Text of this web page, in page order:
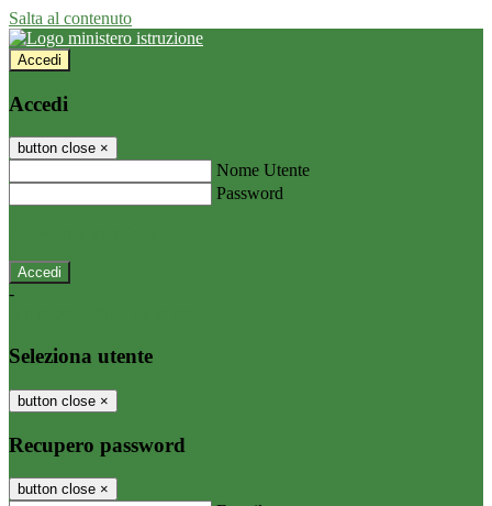
Salta al contenuto
Accedi
Accedi
button close ×
Nome Utente
Password
-
Seleziona utente
button close ×
Recupero password
button close ×